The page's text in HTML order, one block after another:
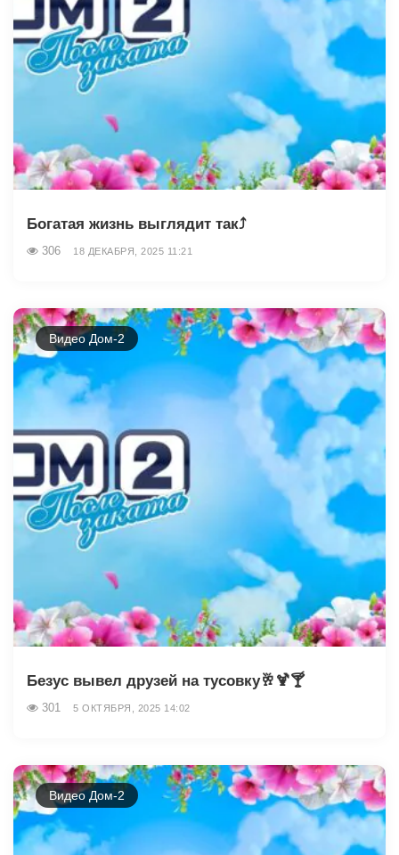
Богатая жизнь выглядит так⤴️
306 18 ДЕКАБРЯ, 2025 11:21
Видео Дом-2
Безус вывел друзей на тусовку🥂🍹🍸
301 5 ОКТЯБРЯ, 2025 14:02
Видео Дом-2